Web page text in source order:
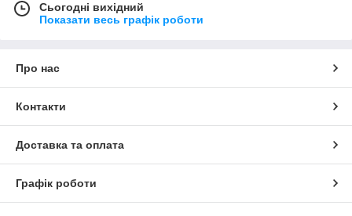
Сьогодні вихідний
Показати весь графік роботи
Про нас
Контакти
Доставка та оплата
Графік роботи